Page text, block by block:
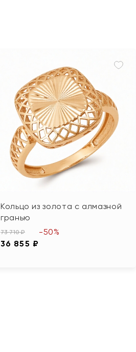
Кольцо из золота с алмазной
гранью
73 710 ₽
36 855 ₽
-50%